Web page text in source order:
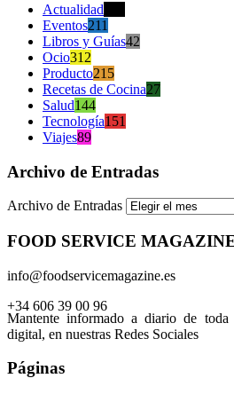
Actualidad
Eventos211
Libros y Guías42
Ocio312
Producto215
Recetas de Cocina27
Salud144
Tecnología151
Viajes89
Archivo de Entradas
Archivo de Entradas
FOOD SERVICE
info@foodservicemagazine.es
+34 606 39 00 96
Mantente informado a diario de
digital, en nuestras Redes Sociales
Páginas